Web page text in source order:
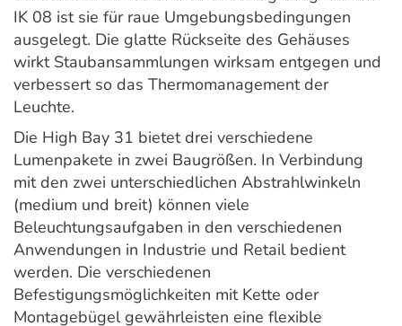
IK 08 ist sie für raue Umgebungsbedingungen
ausgelegt. Die glatte Rückseite des Gehäuses
wirkt Staubansammlungen wirksam entgegen und
verbessert so das Thermomanagement der
Leuchte.
Die High Bay 31 bietet drei verschiedene
Lumenpakete in zwei Baugrößen. In Verbindung
mit den zwei unterschiedlichen Abstrahlwinkeln
(medium und breit) können viele
Beleuchtungsaufgaben in den verschiedenen
Anwendungen in Industrie und Retail bedient
werden. Die verschiedenen
Befestigungsmöglichkeiten mit Kette oder
Montagebügel gewährleisten eine flexible